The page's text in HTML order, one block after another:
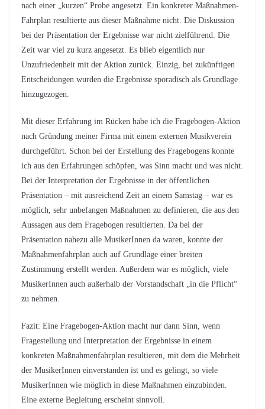
nach einer „kurzen“ Probe angesetzt. Ein konkreter Maßnahmen-
Fahrplan resultierte aus dieser Maßnahme nicht. Die Diskussion
bei der Präsentation der Ergebnisse war nicht zielführend. Die
Zeit war viel zu kurz angesetzt. Es blieb eigentlich nur
Unzufriedenheit mit der Aktion zurück. Einzig, bei zukünftigen
Entscheidungen wurden die Ergebnisse sporadisch als Grundlage
hinzugezogen.
Mit dieser Erfahrung im Rücken habe ich die Fragebogen-Aktion
nach Gründung meiner Firma mit einem externen Musikverein
durchgeführt. Schon bei der Erstellung des Fragebogens konnte
ich aus den Erfahrungen schöpfen, was Sinn macht und was nicht.
Bei der Interpretation der Ergebnisse in der öffentlichen
Präsentation – mit ausreichend Zeit an einem Samstag – war es
möglich, sehr unbefangen Maßnahmen zu definieren, die aus den
Aussagen aus dem Fragebogen resultierten. Da bei der
Präsentation nahezu alle MusikerInnen da waren, konnte der
Maßnahmenfahrplan auch auf Grundlage einer breiten
Zustimmung erstellt werden. Außerdem war es möglich, viele
MusikerInnen auch außerhalb der Vorstandschaft „in die Pflicht“
zu nehmen.
Fazit: Eine Fragebogen-Aktion macht nur dann Sinn, wenn
Fragestellung und Interpretation der Ergebnisse in einem
konkreten Maßnahmenfahrplan resultieren, mit dem die Mehrheit
der MusikerInnen einverstanden ist und es gelingt, so viele
MusikerInnen wie möglich in diese Maßnahmen einzubinden.
Eine externe Begleitung erscheint sinnvoll.